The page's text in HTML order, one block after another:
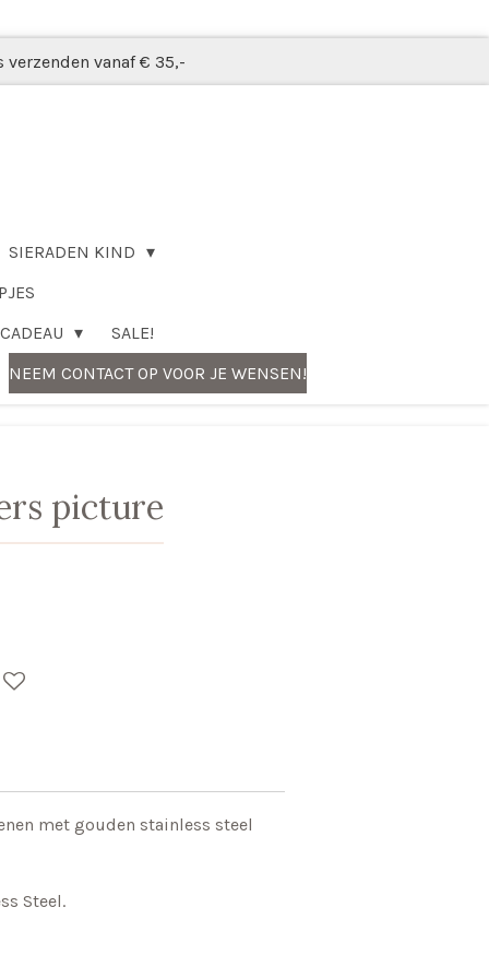
verzenden vanaf € 35,-
SIERADEN KIND
CADEAU
SALE!
NEEM CONTACT OP VOOR JE WENSEN!
picture
met gouden stainless steel
Steel.